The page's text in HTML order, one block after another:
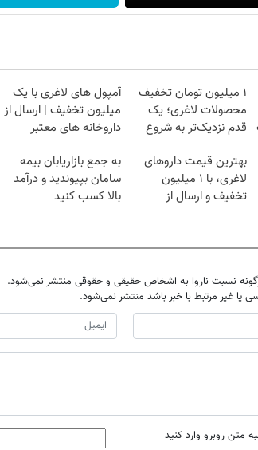
۱ میلیون تومان تخفیف
محصولات لاغری؛ یک
قدم نزدیک‌تر به شروع
آمپول های لاغری با یک
میلیون تخفیف | ارسال از
داروخانه های معتبر
بهترین قیمت داروهای
لاغری، با ۱ میلیون
تخفیف و ارسال از
به جمع بازاریابان بیمه
سامان بپیوندید و درآمد
بالا کسب کنید
نسبت ناروا به اشخاص حقیقی و حقوقی منتشر نمی‌شود.
یا غیر مرتبط با خبر باشد منتشر نمی‌شود.
متن روبرو وارد کنید